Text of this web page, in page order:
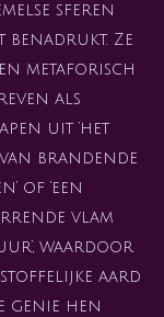
sferen
Ze
metaforisch
als
uit ‘het
brandende
of ‘een
vlam
waardoor
aard
genie hen